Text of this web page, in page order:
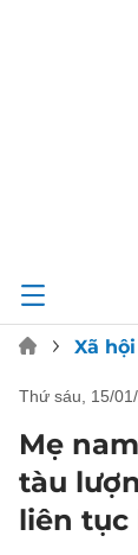
Xã hội
thứ sáu, 15/
Mẹ
tàu
liên tục